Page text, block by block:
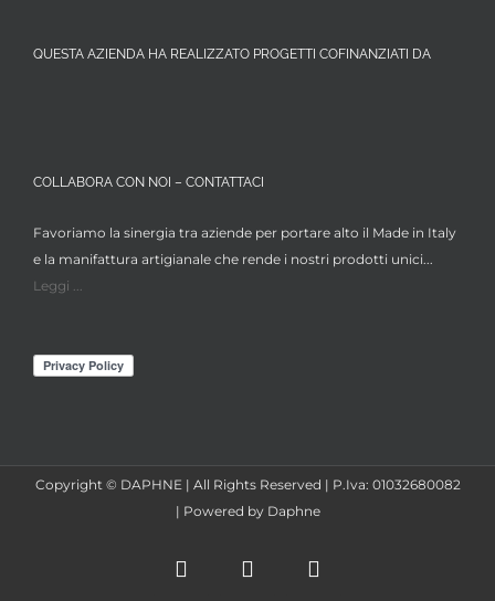
QUESTA AZIENDA HA REALIZZATO PROGETTI COFINANZIATI DA
COLLABORA CON NOI – CONTATTACI
Favoriamo la sinergia tra aziende per portare alto il Made in Italy
e la manifattura artigianale che rende i nostri prodotti unici...
Leggi ...
Copyright © DAPHNE | All Rights Reserved | P.Iva: 01032680082
| Powered by Daphne
FacebookInstagram
X